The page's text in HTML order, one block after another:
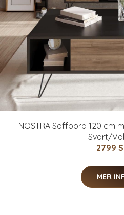
NOSTRA Soffbord 120 cm
Svart/
2799
MER